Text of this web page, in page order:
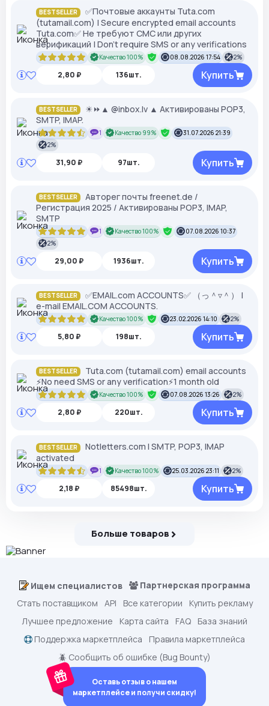
BESTSELLER
✅Почтовые аккаунты Tuta.com
(tutamail.com) | Secure encrypted email accounts
Tuta.com✅ Не требуют СМС или других
верификаций | Don't require SMS or any verifications
Качество 100% 08.08.2026 17:54 2%
2,80 ₽ 136шт. Купить
BESTSELLER
☀⏩▲ @inbox.lv ▲ Активированы POP3,
SMTP, IMAP.
1 Качество 99%
31.07.2026 21:39
2%
31,90 ₽ 97шт. Купить
BESTSELLER
Авторег почты freenet.de /
Регистрация 2025 / Активированы POP3, IMAP,
SMTP
1 Качество 100%
07.08.2026 10:37
2%
29,00 ₽ 1936шт. Купить
BESTSELLER
✅EMAIL.com ACCOUNTS✅ （っ＾▿＾） |
e-mail EMAIL.COM ACCOUNTS.
Качество 100% 23.02.2026 14:10 2%
5,80 ₽ 198шт. Купить
BESTSELLER
Tuta.com (tutamail.com) email accounts
⚡️No need SMS or any verification⚡️1 month old
Качество 100% 07.08.2026 13:26 2%
2,80 ₽ 220шт. Купить
BESTSELLER
Notletters.com l SMTP, POP3, IMAP
activated
1 Качество 100% 25.03.2026 23:11 2%
2,18 ₽ 85498шт. Купить
Больше товаров
Ищем специалистов
Партнерская программа
Стать поставщиком
API Все категории
Купить рекламу
Лучшее предложение
Карта сайта FAQ
База знаний
Поддержка маркетплейса
Правила маркетплейса
🪲 Сообщить об ошибке (Bug Bounty)
Оставь отзыв о нашем
маркетплейсе и получи скидку!